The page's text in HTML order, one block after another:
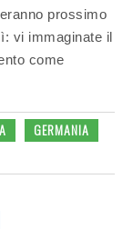
prossimo
vi immaginate il
come
GERMANIA